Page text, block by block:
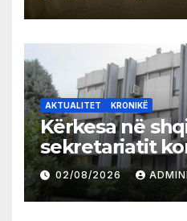
AKTUALITET KRONIKË
Kërkesa në
sekretariatit
në gjuhën
02/08/2026 ADMINI